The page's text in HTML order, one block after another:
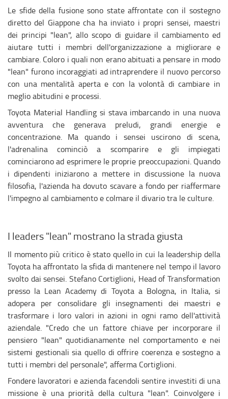
Le sfide della fusione sono state affrontate con il sostegno
diretto del Giappone cha ha inviato i propri sensei, maestri
dei principi "lean", allo scopo di guidare il cambiamento ed
aiutare tutti i membri dell'organizzazione a migliorare e
cambiare. Coloro i quali non erano abituati a pensare in modo
"lean" furono incoraggiati ad intraprendere il nuovo percorso
con una mentalità aperta e con la volontà di cambiare in
meglio abitudini e processi.
Toyota Material Handling si stava imbarcando in una nuova
avventura che generava preludi, grandi energie e
concentrazione. Ma quando i sensei uscirono di scena,
l'adrenalina cominciò a scomparire e gli impiegati
cominciarono ad esprimere le proprie preoccupazioni. Quando
i dipendenti iniziarono a mettere in discussione la nuova
filosofia, l'azienda ha dovuto scavare a fondo per riaffermare
l'impegno al cambiamento e colmare il divario tra le culture.
I leaders "lean" mostrano la strada giusta
Il momento più critico è stato quello in cui la leadership della
Toyota ha affrontato la sfida di mantenere nel tempo il lavoro
svolto dai sensei. Stefano Cortiglioni, Head of Transformation
presso la Lean Academy di Toyota a Bologna, in Italia, si
adopera per consolidare gli insegnamenti dei maestri e
trasformare i loro valori in azioni in ogni ramo dell'attività
aziendale. "Credo che un fattore chiave per incorporare il
pensiero "lean" quotidianamente nel comportamento e nei
sistemi gestionali sia quello di offrire coerenza e sostegno a
tutti i membri del personale", afferma Cortiglioni.
Fondere lavoratori e azienda facendoli sentire investiti di una
missione è una priorità della cultura "lean". Coinvolgere i